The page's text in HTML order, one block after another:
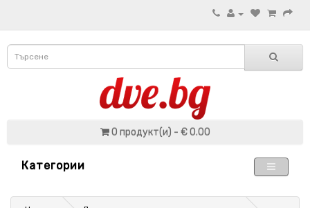
0 продукт(и) - € 0.00
Категории